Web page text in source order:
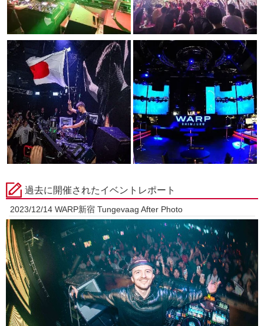
過去に開催されたイベントレポート
2023/12/14 WARP新宿 Tungevaag After Photo